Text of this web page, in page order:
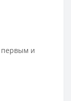
первым и